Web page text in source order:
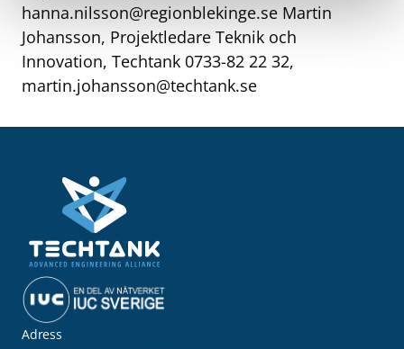
hanna.nilsson@regionblekinge.se Martin
Johansson, Projektledare Teknik och
Innovation, Techtank 0733-82 22 32,
martin.johansson@techtank.se
Adress